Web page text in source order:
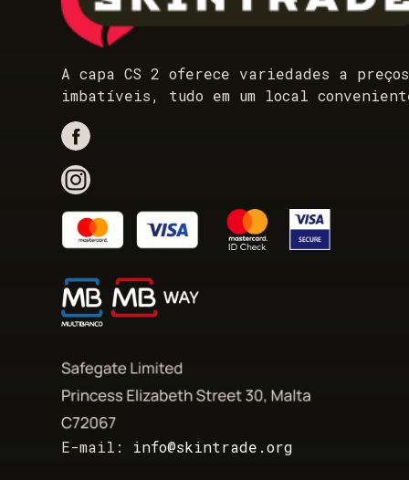
A capa CS 2 oferece variedades a preços
imbatíveis, tudo em um local
E-mail: info@skintrade.org